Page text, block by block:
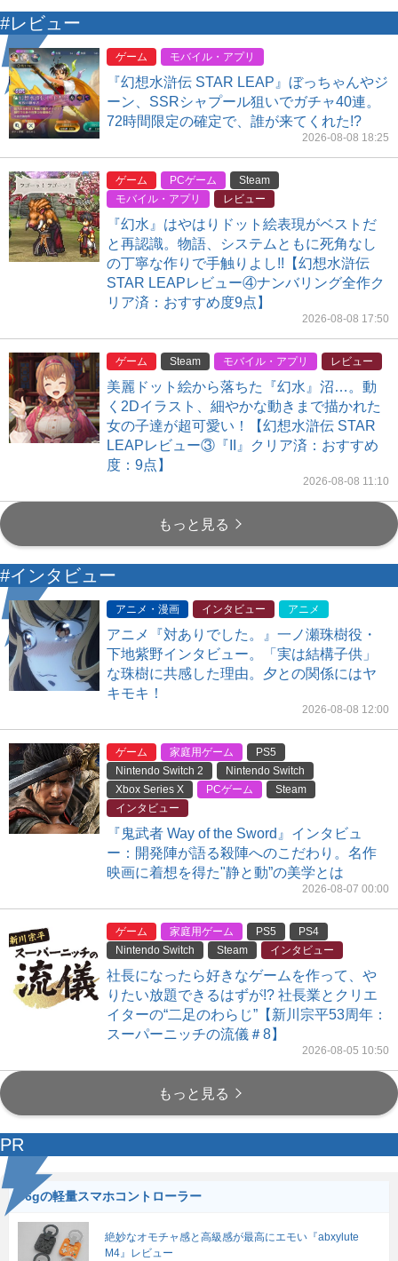
#レビュー
ゲーム モバイル・アプリ
『幻想水滸伝 STAR LEAP』ぼっちゃんやジ
ーン、SSRシャプール狙いでガチャ40連。
72時間限定の確定で、誰が来てくれた!?
2026-08-08 18:25
ゲーム PCゲーム
Steam
モバイル・アプリ
レビュー
『幻水』はやはりドット絵表現がベストだ
と再認識。物語、システムともに死角なし
の丁寧な作りで手触りよし!!【幻想水滸伝
STAR LEAPレビュー④ナンバリング全作ク
リア済：おすすめ度9点】
2026-08-08 17:50
ゲーム Steam モバイル・アプリ レビュー
美麗ドット絵から落ちた『幻水』沼…。動
く2Dイラスト、細やかな動きまで描かれた
女の子達が超可愛い！【幻想水滸伝 STAR
LEAPレビュー③『II』クリア済：おすすめ
度：9点】
2026-08-08 11:10
もっと見る
#インタビュー
アニメ・漫画 インタビュー アニメ
アニメ『対ありでした。』一ノ瀬珠樹役・
下地紫野インタビュー。「実は結構子供」
な珠樹に共感した理由。夕との関係にはヤ
キモキ！
2026-08-08 12:00
ゲーム 家庭用ゲーム
PS5
Nintendo Switch 2
Nintendo Switch
Xbox Series X
PCゲーム
Steam
インタビュー
『鬼武者 Way of the Sword』インタビュ
ー：開発陣が語る殺陣へのこだわり。名作
映画に着想を得た"静と動”の美学とは
2026-08-07 00:00
ゲーム 家庭用ゲーム PS5
PS4
Nintendo Switch
Steam インタビュー
社長になったら好きなゲームを作って、や
りたい放題できるはずが!? 社長業とクリエ
イターの“二足のわらじ”【新川宗平53周年：
スーパーニッチの流儀＃8】
2026-08-05 10:50
もっと見る
PR
56gの軽量スマホコントローラー
絶妙なオモチャ感と高級感が最高にエモい『abxylute
M4』レビュー